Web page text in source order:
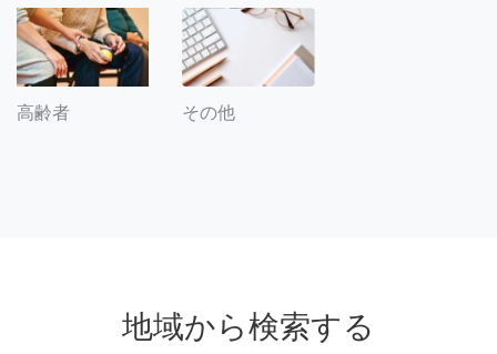
高齢者 その他
地域から検索する